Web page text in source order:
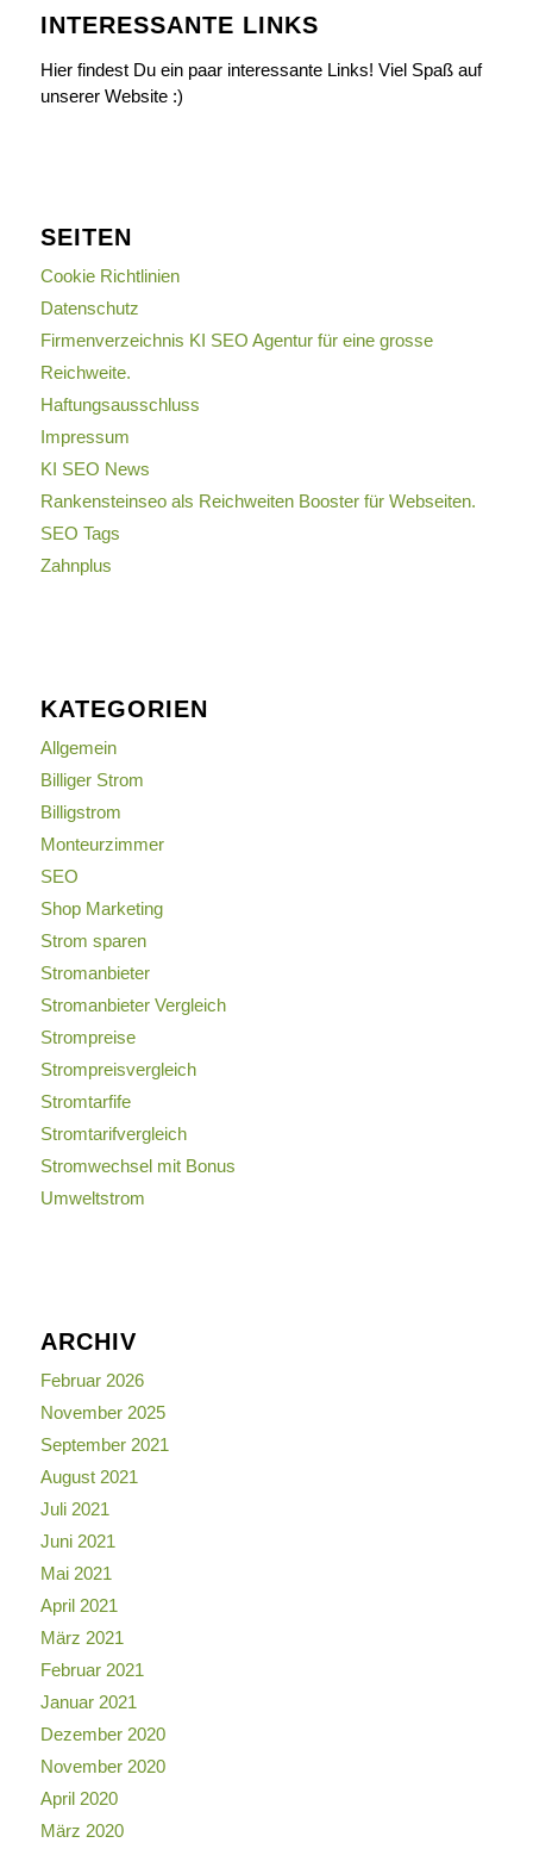
INTERESSANTE LINKS
Hier findest Du ein paar interessante Links! Viel Spaß auf
unserer Website :)
SEITEN
Cookie Richtlinien
Datenschutz
Firmenverzeichnis KI SEO Agentur für eine grosse
Reichweite.
Haftungsausschluss
Impressum
KI SEO News
Rankensteinseo als Reichweiten Booster für Webseiten.
SEO Tags
Zahnplus
KATEGORIEN
Allgemein
Billiger Strom
Billigstrom
Monteurzimmer
SEO
Shop Marketing
Strom sparen
Stromanbieter
Stromanbieter Vergleich
Strompreise
Strompreisvergleich
Stromtarfife
Stromtarifvergleich
Stromwechsel mit Bonus
Umweltstrom
ARCHIV
Februar 2026
November 2025
September 2021
August 2021
Juli 2021
Juni 2021
Mai 2021
April 2021
März 2021
Februar 2021
Januar 2021
Dezember 2020
November 2020
April 2020
März 2020